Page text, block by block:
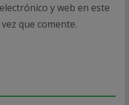
y web en este
que comente.